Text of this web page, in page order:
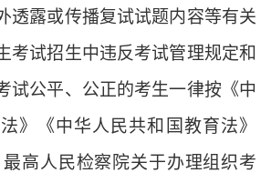
透露或传播复试试题内容等有关
考试招生中违反考试管理规定和
试公平、公正的考生一律按《中
》《中华人民共和国教育法》
最高人民检察院关于办理组织考